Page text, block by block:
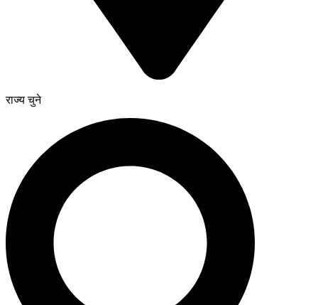
राज्य चुने